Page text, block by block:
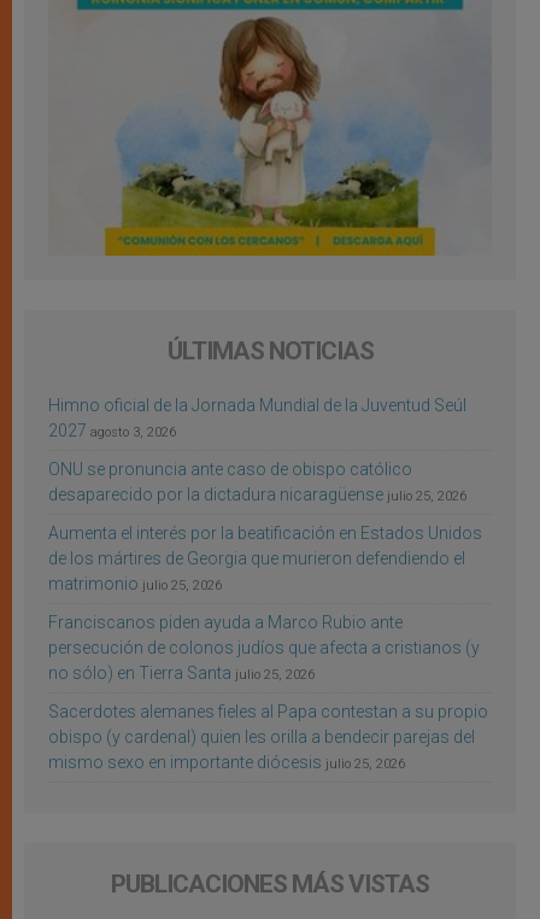
ÚLTIMAS NOTICIAS
Himno oficial de la Jornada Mundial de la Juventud Seúl
2027 agosto 3, 2026
ONU se pronuncia ante caso de obispo católico
desaparecido por la dictadura nicaragüense julio 25, 2026
Aumenta el interés por la beatificación en Estados Unidos
de los mártires de Georgia que murieron defendiendo el
matrimonio julio 25, 2026
Franciscanos piden ayuda a Marco Rubio ante
persecución de colonos judíos que afecta a cristianos (y
no sólo) en Tierra Santa julio 25, 2026
Sacerdotes alemanes fieles al Papa contestan a su propio
obispo (y cardenal) quien les orilla a bendecir parejas del
mismo sexo en importante diócesis julio 25, 2026
PUBLICACIONES MÁS VISTAS